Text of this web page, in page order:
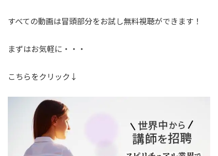
すべての動画は冒頭部分をお試し無料視聴ができます！
まずはお気軽に・・・
こちらをクリック↓